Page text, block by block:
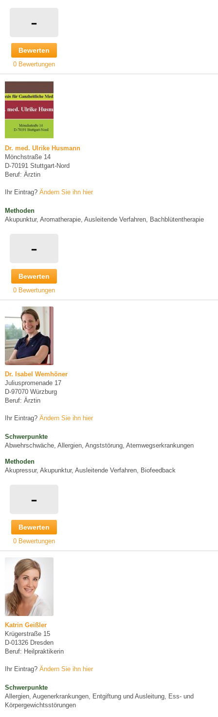
-
Bewerten
0 Bewertungen
Dr. med. Ulrike Husmann
Mönchstraße 14
D-70191 Stuttgart-Nord
Beruf: Ärztin
Ihr Eintrag? Ändern Sie ihn hier
Methoden
Akupunktur, Aromatherapie, Ausleitende Verfahren, Bachblütentherapie
-
Bewerten
0 Bewertungen
Dr. Isabel Wemhöner
Juliuspromenade 17
D-97070 Würzburg
Beruf: Ärztin
Ihr Eintrag? Ändern Sie ihn hier
Schwerpunkte
Abwehrschwäche, Allergien, Angststörung, Atemwegserkrankungen
Methoden
Akupressur, Akupunktur, Ausleitende Verfahren, Biofeedback
-
Bewerten
0 Bewertungen
Katrin Geißler
Krügerstraße 15
D-01326 Dresden
Beruf: Heilpraktikerin
Ihr Eintrag? Ändern Sie ihn hier
Schwerpunkte
Allergien, Augenerkrankungen, Entgiftung und Ausleitung, Ess- und
Körpergewichtsstörungen